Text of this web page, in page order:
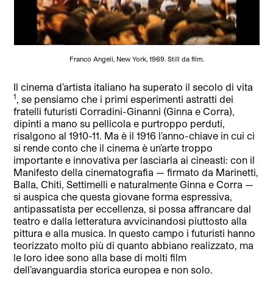
Franco Angeli, New York, 1969. Still da film.
Il cinema d’artista italiano ha superato il secolo di vita
1, se pensiamo che i primi esperimenti astratti dei
fratelli futuristi Corradini-Ginanni (Ginna e Corra),
dipinti a mano su pellicola e purtroppo perduti,
risalgono al 1910-11. Ma è il 1916 l’anno-chiave in cui ci
si rende conto che il cinema è un’arte troppo
importante e innovativa per lasciarla ai cineasti: con il
Manifesto della cinematografia — firmato da Marinetti,
Balla, Chiti, Settimelli e naturalmente Ginna e Corra —
si auspica che questa giovane forma espressiva,
antipassatista per eccellenza, si possa affrancare dal
teatro e dalla letteratura avvicinandosi piuttosto alla
pittura e alla musica. In questo campo i futuristi hanno
teorizzato molto più di quanto abbiano realizzato, ma
le loro idee sono alla base di molti film
dell’avanguardia storica europea e non solo.